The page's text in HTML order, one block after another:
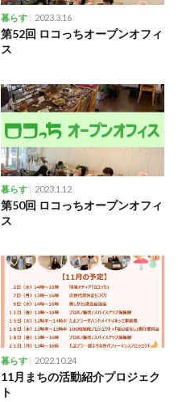
暮らす 2023.3.16
第52回 ロコっちオープンオフィ
ス
暮らす 2023.1.12
第50回 ロコっちオープンオフィ
ス
暮らす 2022.10.24
11月まちの活動紹介プロジェク
ト